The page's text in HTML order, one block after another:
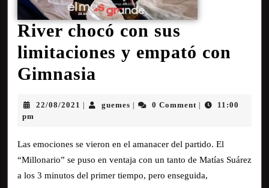
River chocó con sus
limitaciones y empató con
Gimnasia
22/08/2021 guemes 0 Comment
11:00
pm
Las emociones se vieron en el amanacer del partido. El
“Millonario” se puso en ventaja con un tanto de Matías Suárez
a los 3 minutos del primer tiempo, pero enseguida,